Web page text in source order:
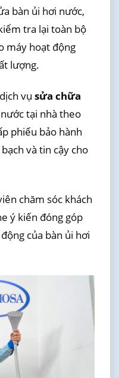
bàn ủi hơi nước,
tra lại toàn bộ
máy hoạt động
lượng.
vụ sửa chữa
tại nhà theo
phiếu bảo hành
và tin cậy cho
chăm sóc khách
ý kiến đóng góp
của bàn ủi hơi